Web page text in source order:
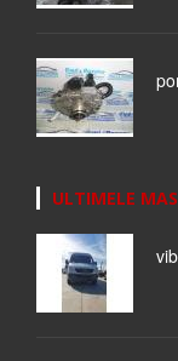
ULTIMELE